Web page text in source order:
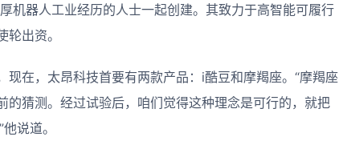
机器人工业经历的人士一起创建。其致力于高智能可履行
出资。
在，太昂科技首要有两款产品：i酷豆和摩羯座。“摩羯座
猜测。经过试验后，咱们觉得这种理念是可行的，就把
说道。